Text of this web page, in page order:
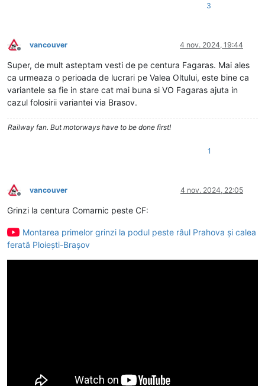
3
Deconectat
vancouver 4 nov. 2024, 19:44
Super, de mult asteptam vesti de pe centura Fagaras. Mai ales
ca urmeaza o perioada de lucrari pe Valea Oltului, este bine ca
variantele sa fie in stare cat mai buna si VO Fagaras ajuta in
cazul folosirii variantei via Brasov.
Railway fan. But motorways have to be done first!
1
Deconectat
vancouver 4 nov. 2024, 22:05
Grinzi la centura Comarnic peste CF:
Montarea primelor grinzi la podul peste râul Prahova și calea
ferată Ploiești-Brașov